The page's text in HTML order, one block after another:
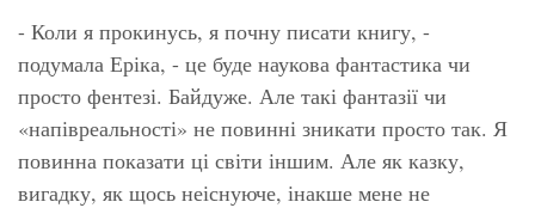
- Коли я прокинусь, я почну писати книгу, -
подумала Еріка, - це буде наукова фантастика чи
просто фентезі. Байдуже. Але такі фантазії чи
«напівреальності» не повинні зникати просто так. Я
повинна показати ці світи іншим. Але як казку,
вигадку, як щось неіснуюче, інакше мене не